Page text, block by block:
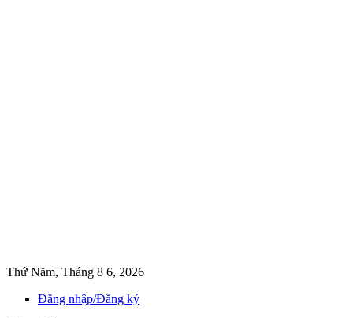
Thứ Năm, Tháng 8 6, 2026
Đăng nhập/Đăng ký